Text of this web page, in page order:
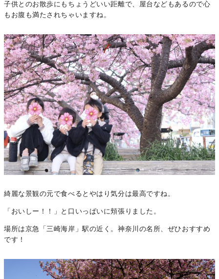
子供とのお散歩にもちょうどいい距離で、屋台などもあるので心
もお腹も満たされちゃいますね。
綺麗な景観の元で食べるとやはり気分は最高ですね。
「おいしー！！」と口いっぱいに頬張りました。
場所は京急「三崎海岸」駅の近く。神奈川の名所、ぜひおすすめ
です！